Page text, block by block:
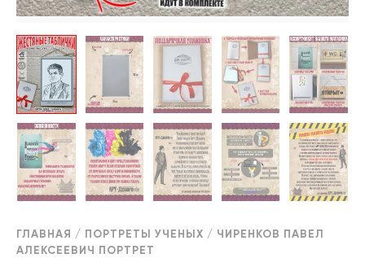
ГЛАВНАЯ / ПОРТРЕТЫ УЧЕНЫХ / ЧИРЕНКОВ ПАВЕЛ
АЛЕКСЕЕВИЧ ПОРТРЕТ